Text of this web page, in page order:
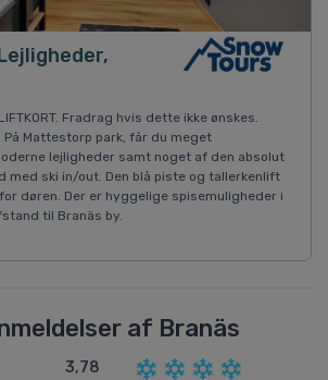
LIFTKORT. Fradrag hvis dette ikke ønskes.
På Mattestorp park, får du meget
lejligheder samt noget af den absolut
med ski in/out. Den blå piste og tallerkenlift
døren. Der er hyggelige spisemuligheder i
til Branäs by.
af Branäs
3,78